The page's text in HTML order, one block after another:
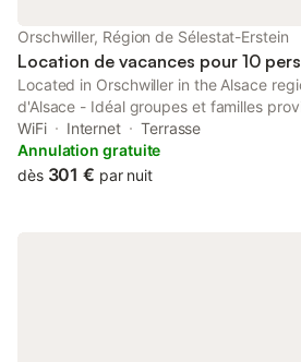
Orschwiller, Région de Sélestat-Erstein
Location de vacances pour 10
Located in Orschwiller in the Alsace
d'Alsace - Idéal groupes et familles
with free WiFi and free private parking.
WiFi Internet
Terrasse
Annulation gratuite
dès 301 € par nuit